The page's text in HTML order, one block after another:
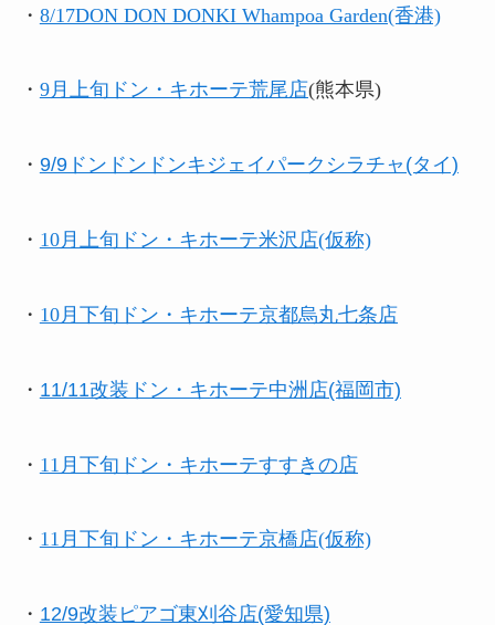
・ 8/17DON DON DONKI Whampoa Garden(香港)
・ 9月上旬ドン・キホーテ荒尾店(熊本県)
・ 9/9ドンドンドンキジェイパークシラチャ(タイ)
・ 10月上旬ドン・キホーテ米沢店(仮称)
・ 10月下旬 ドン・キホーテ京都烏丸七条店
・ 11/11改装ドン・キホーテ中洲店(福岡市)
・ 11月下旬 ドン・キホーテすすきの店
・ 11月下旬ドン・キホーテ京橋店(仮称)
・ 12/9改装ピアゴ東刈谷店(愛知県)